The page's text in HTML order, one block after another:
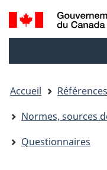
Recherche
et
Accueil
Références
Normes, sources
Questionnaires